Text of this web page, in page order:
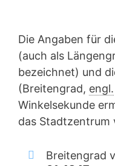
Die Angaben für
(auch als
bezeichnet) und
(Breitengrad, engl.
Winkelsekunde
das Stadtzentrum
Breitengrad